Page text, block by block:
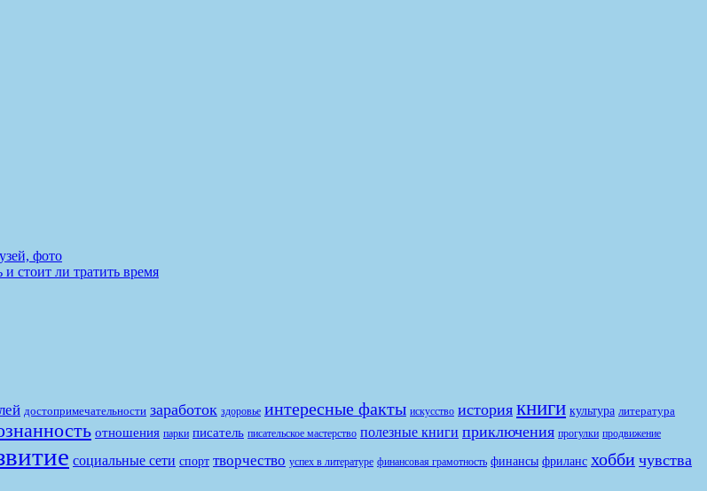
фото
стоит ли тратить время
достопримечательности заработок здоровье интересные факты искусство история книги культура литература
отношения парки писатель писательское мастерство полезные книги приключения прогулки продвижение
социальные сети спорт творчество успех в литературе финансовая грамотность финансы фриланс хобби чувства